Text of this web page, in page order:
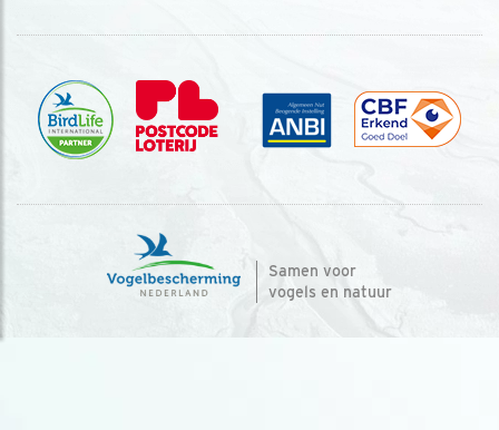
Samen voor
vogels en natuur